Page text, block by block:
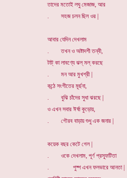
তাদের মতোই লঘু মেজাজ, আর
. সহজ চলন ছিল ওর |
আবার যেদিন দেখলাম
. তখন ও অষ্টাদশী তন্বী,
টাট্ কা লাবণ্যে ঝল্ মল্ করছে
. মন আর মুখশ্রী |
কন্ঠে সংগীতের মূর্ছনা,
. বুঝি চাঁদের সুধা ঝরছে |
ও এখন সবার ঈর্ষা কুড়োয়,
. গৌরব বাড়ায় শুধু এক জনার |
কয়েক বছর কেটে গেল |
. ওকে দেখলাম, পূর্ণ প্রস্ফূটিতা
. পুষ্প এখন ফলভারে আনতা |